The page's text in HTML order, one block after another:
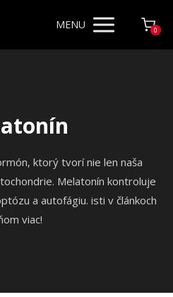
MENU 0
ktorý tvorí nie len naša
Melatonín kontroluje
a autofágiu. isti v článkoch
viac!